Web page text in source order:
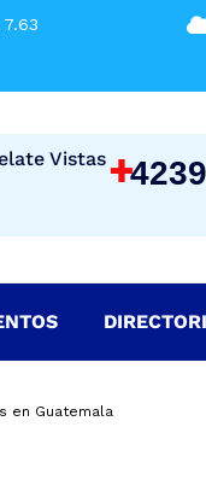
Vistas +
en Guatemala